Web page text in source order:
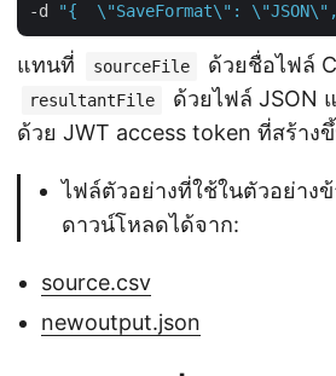
-d
"{  \"SaveFormat\":
แทนที่ sourceFile ด้วยชื่อไฟล์
resultantFile ด้วยไฟล์ JSON
ด้วย JWT access token ที่สร้าง
ไฟล์ตัวอย่างที่ใช้ในตัวอย่าง
ดาวน์โหลดได้จาก:
source.csv
newoutput.json